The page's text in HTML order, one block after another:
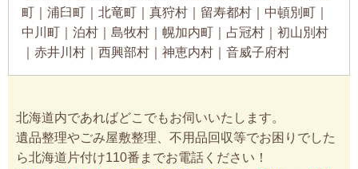
町｜浦臼町｜北竜町｜真狩村｜留寿都村｜中頓別町｜
中川町｜泊村｜島牧村｜幌加内町｜占冠村｜初山別村
｜赤井川村｜西興部村｜神恵内村｜音威子府村
北海道内であればどこでもお伺いいたします。
遺品整理やごみ屋敷整理、不用品回収等でお困りでした
ら北海道片付け110番までお電話ください！